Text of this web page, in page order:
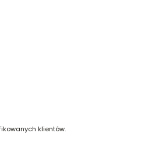
klientów.